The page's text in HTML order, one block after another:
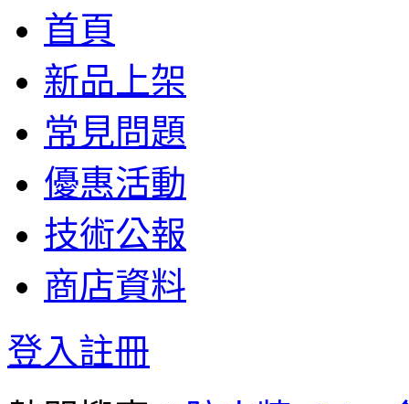
首頁
新品上架
常見問題
優惠活動
技術公報
商店資料
登入註冊